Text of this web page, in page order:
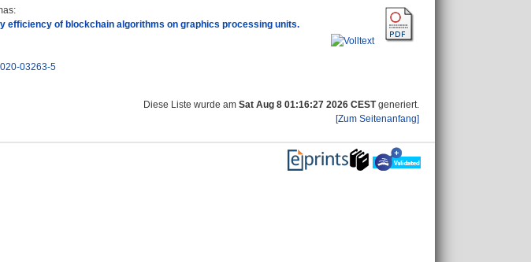
:
efficiency of blockchain algorithms on graphics processing units.
03263-5
Diese Liste wurde am Sat Aug 8 01:16:27 2026 CESTgeneriert.
[Zum Seitenanfang]